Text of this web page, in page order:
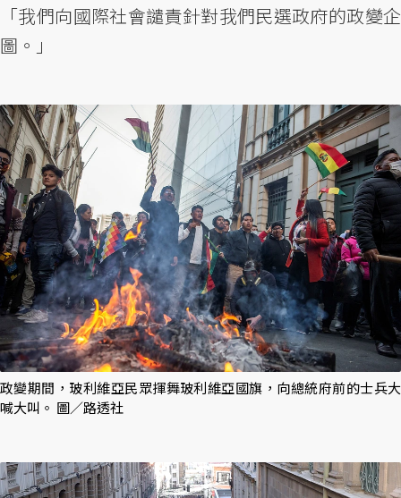
「我們向國際社會譴責針對我們民選政府的政變企
圖。」
政變期間，玻利維亞民眾揮舞玻利維亞國旗，向總統府前的士兵大
喊大叫。 圖／路透社